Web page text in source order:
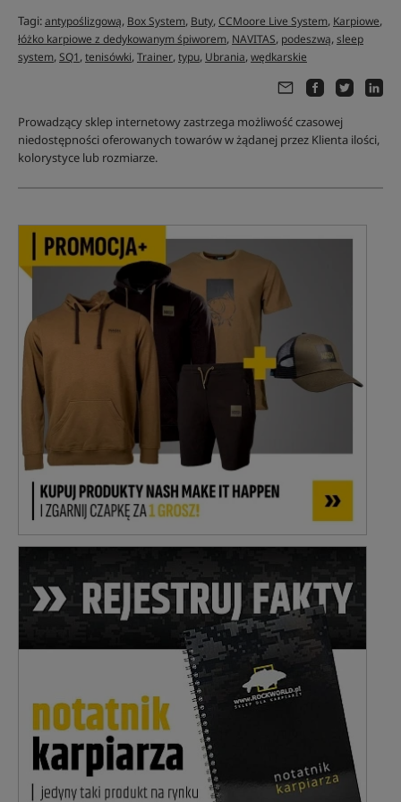
Tagi:antypoślizgową, Box System, Buty,CCMoore Live System, Karpiowe,
łóżko karpiowe z dedykowanym śpiworem, NAVITAS, podeszwą,sleep
system,SQ1,tenisówki,Trainer,typu, Ubrania,wędkarskie
Prowadzący sklep internetowy zastrzega możliwość czasowej
niedostępności oferowanych towarów w żądanej przez Klienta ilości,
kolorystyce lub rozmiarze.